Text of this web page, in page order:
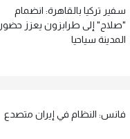
سفير تركيا بالقاهرة: انضمام
"صلاح" إلى طرابزون يعزز حضور
المدينة سياحيا
فانس: النظام في إيران متصدع